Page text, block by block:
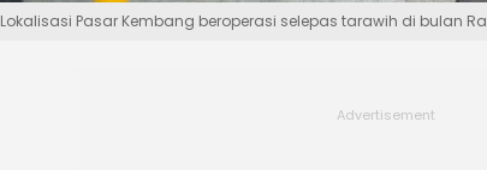
Lokalisasi Pasar Kembang beroperasi selepas tarawih di bulan